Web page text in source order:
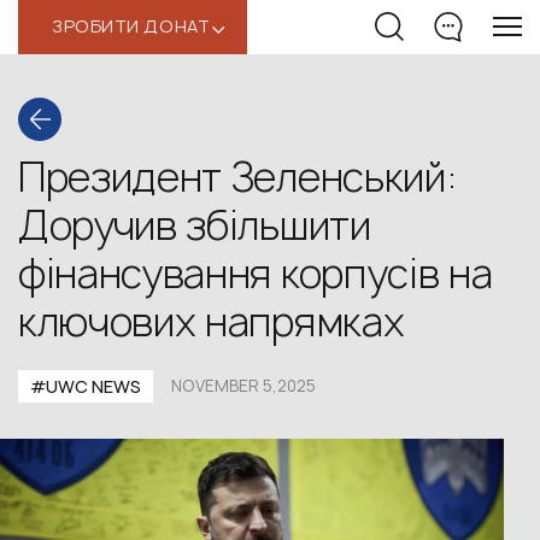
ЗРОБИТИ ДОНАТ‹
Президент Зеленський:
Доручив збільшити
фінансування корпусів на
ключових напрямках
#UWС NEWS NOVEMBER 5,2025